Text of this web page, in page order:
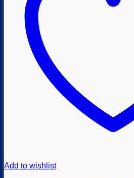
Add to wishlist